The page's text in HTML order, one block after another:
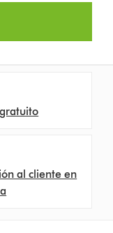
al cliente en